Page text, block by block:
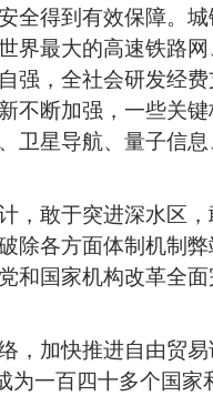
全得到有效保障。
界最大的高速铁路
强，全社会研发经
不断加强，一些关
卫星导航、量子信
敢于突进深水区，
除各方面体制机制
和国家机构改革全
加快推进自由贸易
为一百四十多个国家